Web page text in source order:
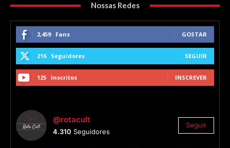
Nossas Redes
2,459 Fans GOSTAR
216 Seguidores SEGUIR
125 Inscritos INSCREVER
@rotacult
4.310 Seguidores
Seguir